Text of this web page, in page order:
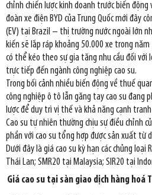
chỉnh chiến lược kinh doanh trước biến
đoàn xe điện BYD của Trung Quốc mới đây
(EV) tại Brazil – thị trường nước ngoài lớn
kiến sẽ lắp ráp khoảng 50.000 xe trong
có thể kéo theo sự gia tăng nhu cầu đối với
trực tiếp đến ngành công nghiệp cao su.
Trong bối cảnh nhiều biến động về thuế
công nghiệp ô tô lẫn găng tay cao su đang
lược để duy trì vị thế và khả năng cạnh
Cao su tự nhiên thường chịu sự điều chỉnh
phần với cao su tổng hợp được sản xuất từ
Dưới đây là giá cao su kỳ hạn các chủng loại
Thái Lan; SMR20 tại Malaysia; SIR20 tại
Giá cao su tại sàn giao dịch hàng hoá